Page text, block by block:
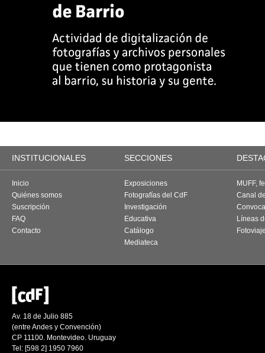
INSTITUCIONALES SECCIONES
Inicio
Quiénes somos
Suscripción
FAQ
Contacto
Exposiciones
Fotografías del CdF
Investigación
Educativa
Catálogo
Mediateca
MUFF,
Canal
Líneas
Av. 18 de Julio 885
(entre Andes y Convención)
CP 11100. Montevideo. Uruguay
Tel: [598 2] 1950 7960